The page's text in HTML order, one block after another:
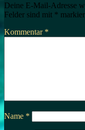
Deine E-Mail-Adresse
Felder sind mit *
Kommentar *
Name *